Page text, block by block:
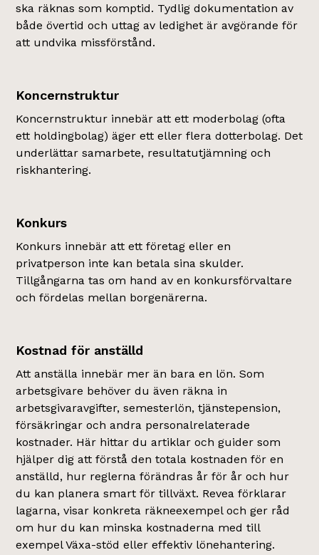
ska räknas som komptid. Tydlig dokumentation av
både övertid och uttag av ledighet är avgörande för
att undvika missförstånd.
Koncernstruktur
Koncernstruktur innebär att ett moderbolag (ofta
ett holdingbolag) äger ett eller flera dotterbolag. Det
underlättar samarbete, resultatutjämning och
riskhantering.
Konkurs
Konkurs innebär att ett företag eller en
privatperson inte kan betala sina skulder.
Tillgångarna tas om hand av en konkursförvaltare
och fördelas mellan borgenärerna.
Kostnad för anställd
Att anställa innebär mer än bara en lön. Som
arbetsgivare behöver du även räkna in
arbetsgivaravgifter, semesterlön, tjänstepension,
försäkringar och andra personalrelaterade
kostnader. Här hittar du artiklar och guider som
hjälper dig att förstå den totala kostnaden för en
anställd, hur reglerna förändras år för år och hur
du kan planera smart för tillväxt. Revea förklarar
lagarna, visar konkreta räkneexempel och ger råd
om hur du kan minska kostnaderna med till
exempel Växa-stöd eller effektiv lönehantering.